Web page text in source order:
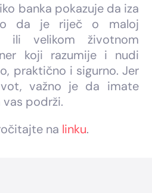
banka pokazuje da iza
da je riječ o maloj
ili velikom životnom
koji razumije i nudi
praktično i sigurno. Jer
važno je da imate
podrži.
na linku.